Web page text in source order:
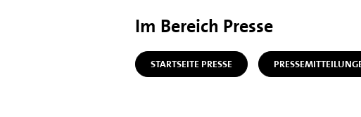
Im Bereich Presse
STARTSEITE PRESSE